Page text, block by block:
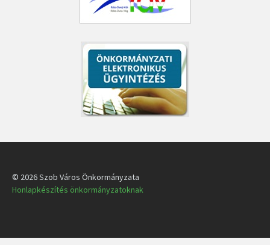
© 2026 Szob Város Önkormányzata
Honlapkészítés önkormányzatoknak